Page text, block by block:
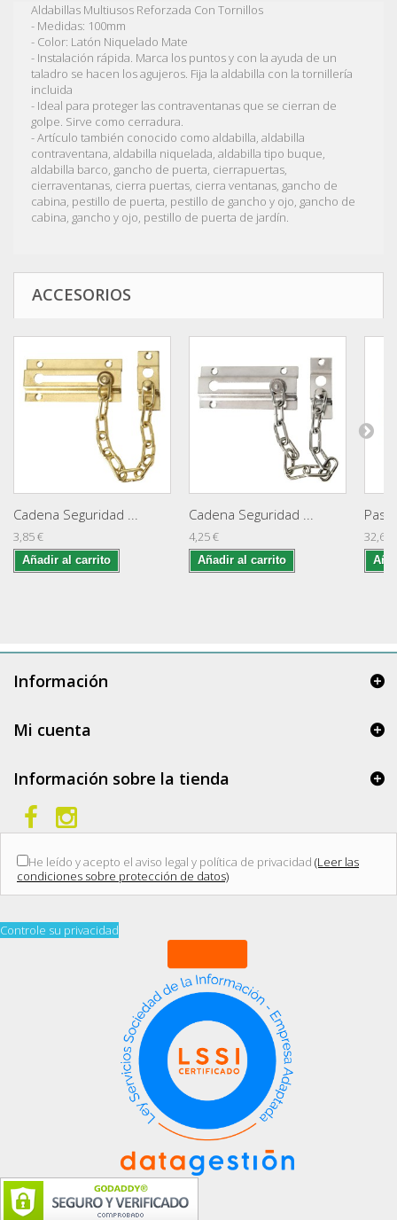
Aldabillas Multiusos Reforzada Con Tornillos
- Medidas: 100mm
- Color: Latón Niquelado Mate
- Instalación rápida. Marca los puntos y con la ayuda de un
taladro se hacen los agujeros. Fija la aldabilla con la tornillería
incluida
- Ideal para proteger las contraventanas que se cierran de
golpe. Sirve como cerradura.
- Artículo también conocido como aldabilla, aldabilla
contraventana, aldabilla niquelada, aldabilla tipo buque,
aldabilla barco, gancho de puerta, cierrapuertas,
cierraventanas, cierra puertas, cierra ventanas, gancho de
cabina, pestillo de puerta, pestillo de gancho y ojo, gancho de
cabina, gancho y ojo, pestillo de puerta de jardín.
ACCESORIOS
Cadena Seguridad ...
3,85 €
Añadir al carrito
Cadena Seguridad ...
4,25 €
Añadir al carrito
32,65
Información
Mi cuenta
Información sobre la tienda
He leído y acepto el aviso legal y política de privacidad (Leer las
condiciones sobre protección de datos)
Controle su privacidad